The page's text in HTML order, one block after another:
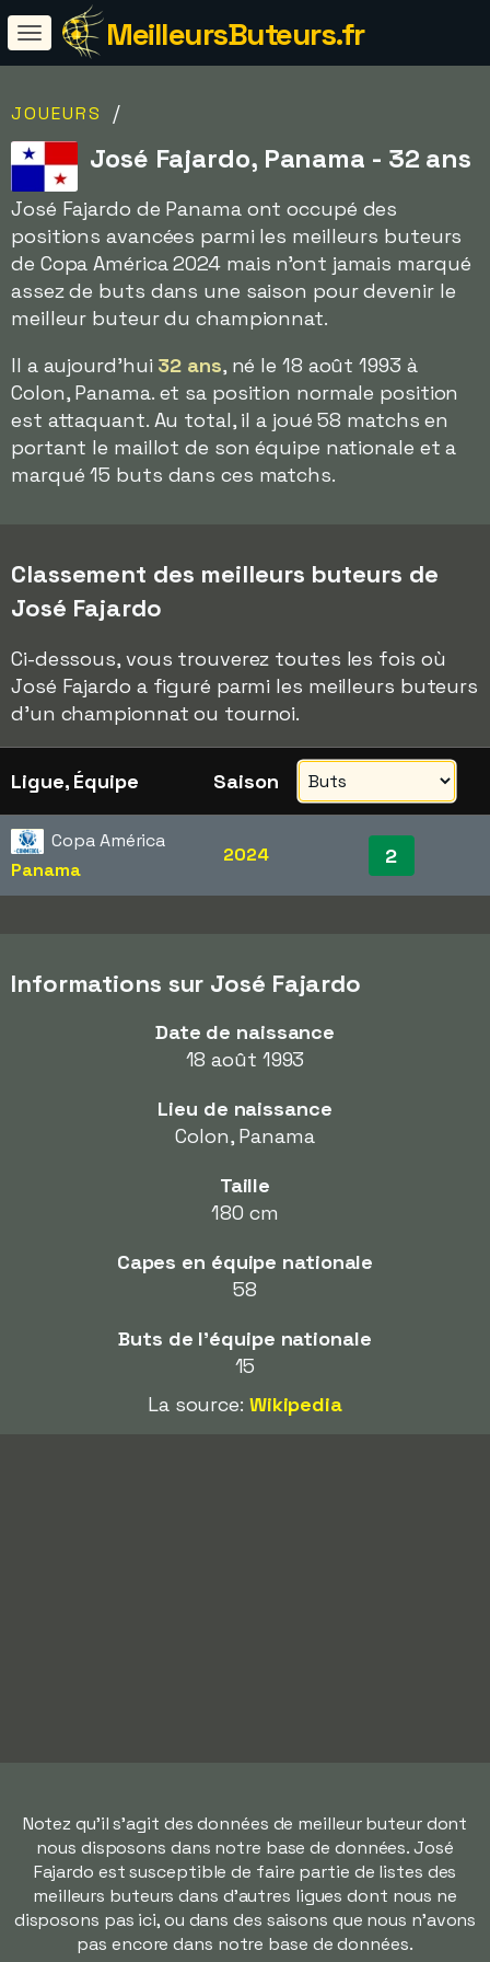
MeilleursButeurs.fr
JOUEURS /
José Fajardo, Panama - 32 ans
José Fajardo de Panama ont occupé des
positions avancées parmi les meilleurs buteurs
de Copa América 2024 mais n'ont jamais marqué
assez de buts dans une saison pour devenir le
meilleur buteur du championnat.
Il a aujourd'hui 32 ans, né le 18 août 1993 à
Colon, Panama. et sa position normale position
est attaquant. Au total, il a joué 58 matchs en
portant le maillot de son équipe nationale et a
marqué 15 buts dans ces matchs.
Classement des meilleurs buteurs de
José Fajardo
Ci-dessous, vous trouverez toutes les fois où
José Fajardo a figuré parmi les meilleurs buteurs
d'un championnat ou tournoi.
Ligue, Équipe Saison
Copa América
Panama
2024 2
Informations sur José Fajardo
Date de naissance
18 août 1993
Lieu de naissance
Colon, Panama
Taille
180 cm
Capes en équipe nationale
58
Buts de l'équipe nationale
15
La source: Wikipedia
Notez qu'il s'agit des données de meilleur buteur dont
nous disposons dans notre base de données. José
Fajardo est susceptible de faire partie de listes des
meilleurs buteurs dans d'autres ligues dont nous ne
disposons pas ici, ou dans des saisons que nous n'avons
pas encore dans notre base de données.